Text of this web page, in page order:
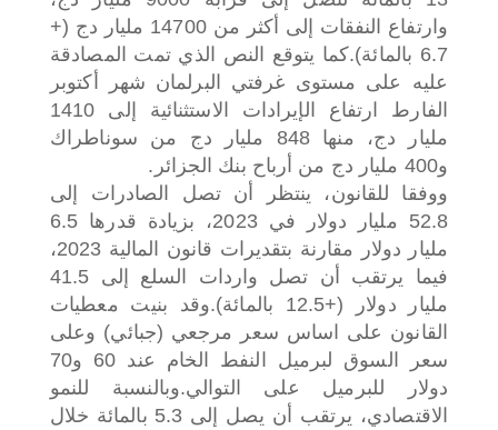
وارتفاع النفقات إلى أكثر من 14700 مليار دج (+
6.7 بالمائة).
كما يتوقع النص الذي تمت المصادقة
عليه على مستوى غرفتي البرلمان شهر أكتوبر
الفارط ارتفاع الإيرادات الاستثنائية إلى 1410
مليار دج، منها 848 مليار دج من سوناطراك
و400 مليار دج من أرباح بنك الجزائر.
ووفقا للقانون، ينتظر أن تصل الصادرات إلى
52.8 مليار دولار في 2023، بزيادة قدرها 6.5
مليار دولار مقارنة بتقديرات قانون المالية 2023،
فيما يرتقب أن تصل واردات السلع إلى 41.5
مليار دولار (+12.5 بالمائة).
وقد بنيت معطيات
القانون على اساس سعر مرجعي (جبائي) وعلى
سعر السوق لبرميل النفط الخام عند 60 و70
دولار للبرميل على التوالي.وبالنسبة للنمو
الاقتصادي، يرتقب أن يصل إلى 5.3 بالمائة خلال